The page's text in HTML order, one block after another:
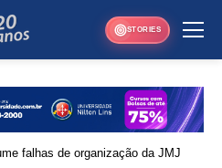
STORIES
falhas de organização da JMJ